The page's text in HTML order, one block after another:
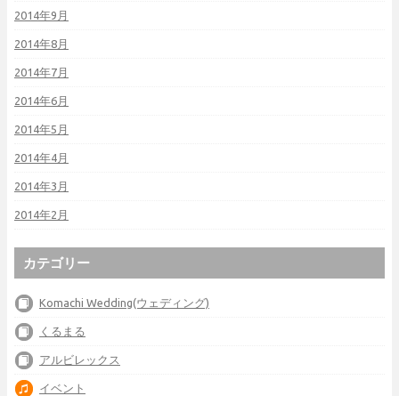
2014年9月
2014年8月
2014年7月
2014年6月
2014年5月
2014年4月
2014年3月
2014年2月
カテゴリー
Komachi Wedding(ウェディング)
くるまる
アルビレックス
イベント